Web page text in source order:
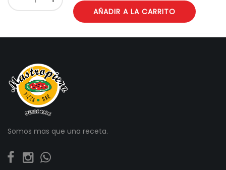
AÑADIR A LA CARRITO
Somos mas que una receta.